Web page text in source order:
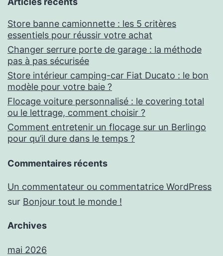
Store banne camionnette : les 5 critères
essentiels pour réussir votre achat
Changer serrure porte de garage : la méthode
pas à pas sécurisée
Store intérieur camping-car Fiat Ducato : le bon
modèle pour votre baie ?
Flocage voiture personnalisé : le covering total
ou le lettrage, comment choisir ?
Comment entretenir un flocage sur un Berlingo
pour qu’il dure dans le temps ?
Commentaires récents
Un commentateur ou commentatrice WordPress
sur Bonjour tout le monde !
Archives
mai 2026